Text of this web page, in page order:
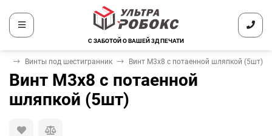
С ЗАБОТОЙ О ВАШЕЙ 3Д ПЕЧАТИ
Винты под шестигранник Винт М3х8 с потаенной шляпкой (5шт)
Винт М3х8 с потаенной
шляпкой (5шт)